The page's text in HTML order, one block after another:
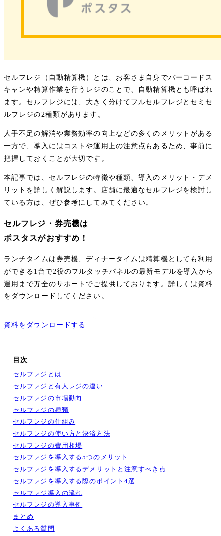
セルフレジ（自動精算機）とは、お客さま自身でバーコードス
キャンや精算作業を行うレジのことで、自動精算機とも呼ばれ
ます。セルフレジには、大きく分けてフルセルフレジとセミセ
ルフレジの2種類があります。
人手不足の解消や業務効率の向上などの多くのメリットがある
一方で、導入にはコストや運用上の注意点もあるため、事前に
把握しておくことが大切です。
本記事では、セルフレジの特徴や種類、導入のメリット・デメ
リットを詳しく解説します。店舗に最適なセルフレジを検討し
ている方は、ぜひ参考にしてみてください。
セルフレジ・券売機は
ポスタスがおすすめ！
ランチタイムは券売機、ディナータイムは精算機としても利用
ができる1台で2役のフルタッチパネルの最新モデルを導入から
運用まで万全のサポートでご提供しております。詳しくは資料
をダウンロードしてください。
資料をダウンロードする
目次
セルフレジとは
セルフレジと有人レジの違い
セルフレジの市場動向
セルフレジの種類
セルフレジの仕組み
セルフレジの使い方と決済方法
セルフレジの費用相場
セルフレジを導入する5つのメリット
セルフレジを導入するデメリットと注意すべき点
セルフレジを導入する際のポイント4選
セルフレジ導入の流れ
セルフレジの導入事例
まとめ
よくある質問